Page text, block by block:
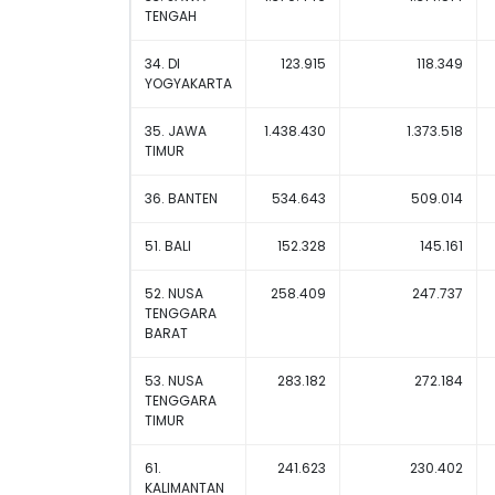
TENGAH
34. DI
YOGYAKARTA
123.915 118.349
35. JAWA
TIMUR
1.438.430 1.373.518
36. BANTEN 534.643 509.014
51. BALI 152.328 145.161
52. NUSA
TENGGARA
BARAT
258.409 247.737
53. NUSA
TENGGARA
TIMUR
283.182 272.184
61.
KALIMANTAN
241.623 230.402